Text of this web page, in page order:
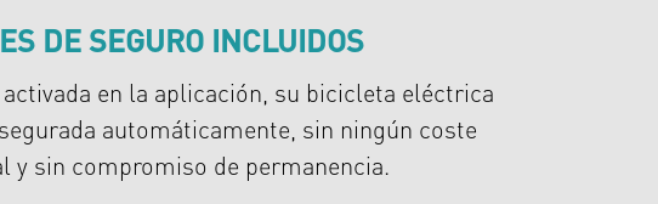
DE SEGURO INCLUIDOS
activada en la aplicación, su bicicleta eléctrica
automáticamente, sin ningún coste
y sin compromiso de permanencia.